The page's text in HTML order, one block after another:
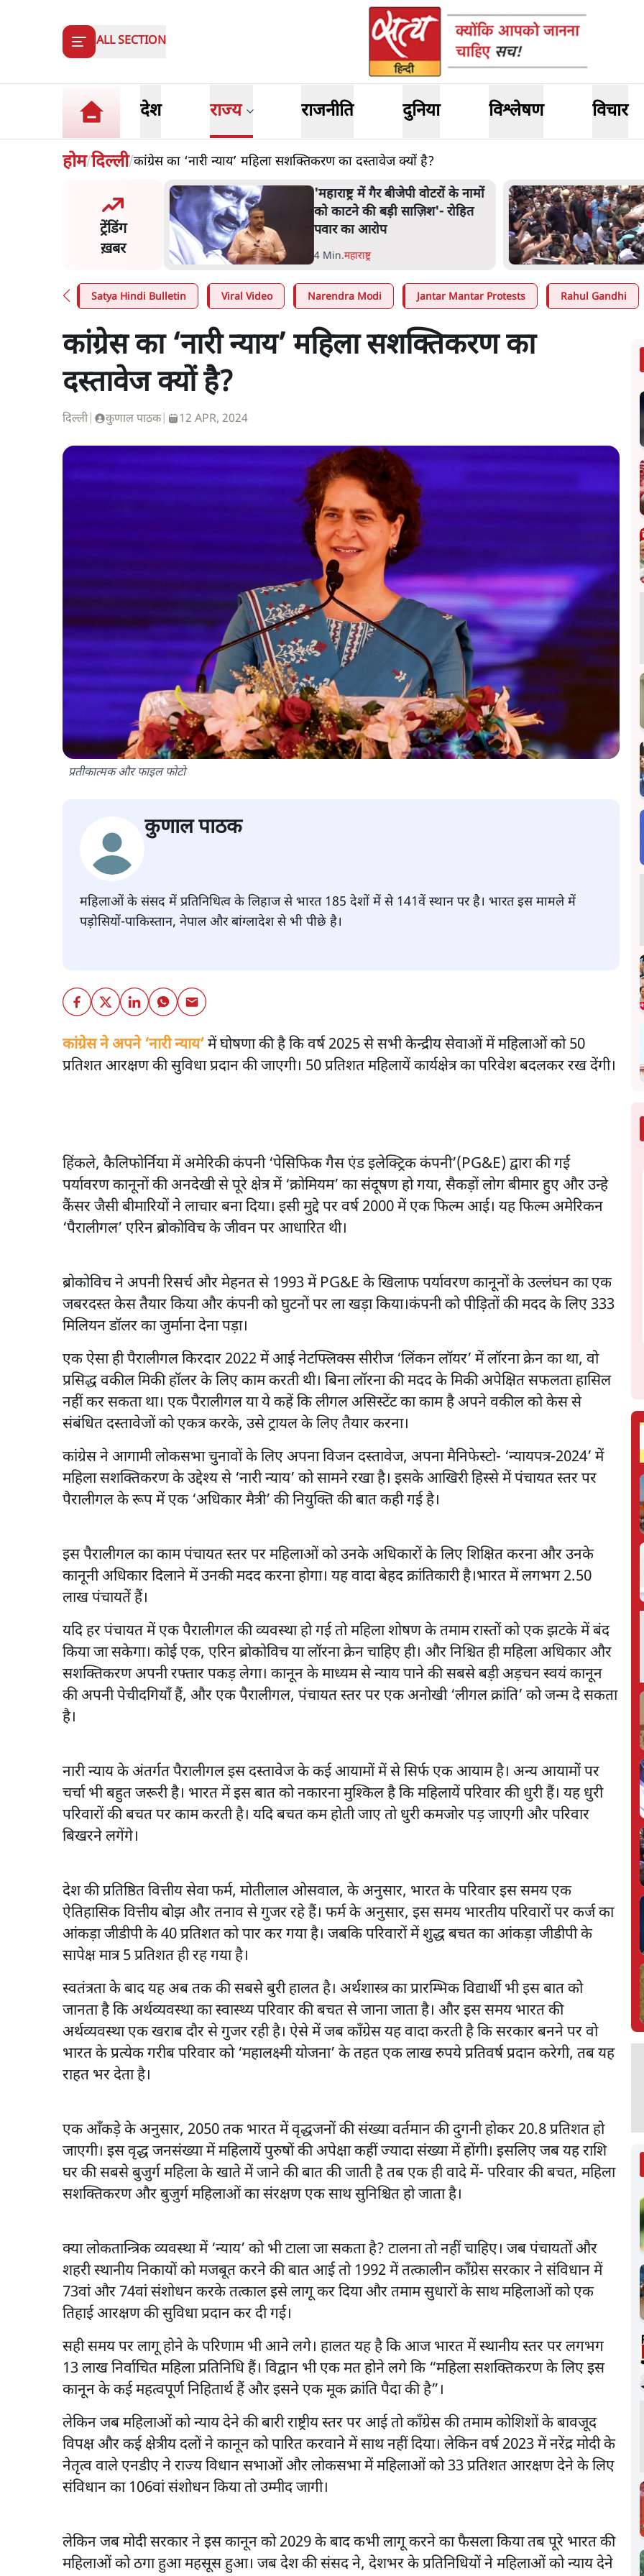
ALL SECTION
देश राज्य राजनीति दुनिया विश्लेषण विचार
होम/दिल्ली/कांग्रेस का ‘नारी न्याय’ महिला सशक्तिकरण का दस्तावेज क्यों है?
ट्रेंडिंग
ख़बर
ने डाबर शहद, गाय के घी और
उत्पाद की बिक्री पर रोक
'महाराष्ट्र में गैर बीजेपी वोटरों के नामों
को काटने की बड़ी साज़िश'- रोहित
पवार का आरोप
4 Min.महाराष्ट्र
Satya Hindi Bulletin Viral Video Narendra Modi Jantar Mantar Protests Rahul Gandhi
कांग्रेस का ‘नारी न्याय’ महिला सशक्तिकरण का
दस्तावेज क्यों है?
दिल्ली| कुणाल पाठक| 12 APR, 2024
प्रतीकात्मक और फाइल फोटो
कुणाल पाठक
महिलाओं के संसद में प्रतिनिधित्व के लिहाज से भारत 185 देशों में से 141वें स्थान पर है। भारत इस मामले में
पड़ोसियों-पाकिस्तान, नेपाल और बांग्लादेश से भी पीछे है।
कांग्रेस ने अपने ‘नारी न्याय’में घोषणा की है कि वर्ष 2025 से सभी केन्द्रीय सेवाओं में महिलाओं को 50
प्रतिशत आरक्षण की सुविधा प्रदान की जाएगी। 50 प्रतिशत महिलायें कार्यक्षेत्र का परिवेश बदलकर रख देंगी।
हिंकले, कैलिफोर्निया में अमेरिकी कंपनी ‘पेसिफिक गैस एंड इलेक्ट्रिक कंपनी’(PG&E) द्वारा की गई
पर्यावरण कानूनों की अनदेखी से पूरे क्षेत्र में ‘क्रोमियम’ का संदूषण हो गया, सैकड़ों लोग बीमार हुए और उन्हे
कैंसर जैसी बीमारियों ने लाचार बना दिया। इसी मुद्दे पर वर्ष 2000 में एक फिल्म आई। यह फिल्म अमेरिकन
‘पैरालीगल’ एरिन ब्रोकोविच के जीवन पर आधारित थी।
ब्रोकोविच ने अपनी रिसर्च और मेहनत से 1993 में PG&E के खिलाफ पर्यावरण कानूनों के उल्लंघन का एक
जबरदस्त केस तैयार किया और कंपनी को घुटनों पर ला खड़ा किया।कंपनी को पीड़ितों की मदद के लिए 333
मिलियन डॉलर का जुर्माना देना पड़ा।
एक ऐसा ही पैरालीगल किरदार 2022 में आई नेटफ्लिक्स सीरीज ‘लिंकन लॉयर’ में लॉरना क्रेन का था, वो
प्रसिद्ध वकील मिकी हॉलर के लिए काम करती थी। बिना लॉरना की मदद के मिकी अपेक्षित सफलता हासिल
नहीं कर सकता था। एक पैरालीगल या ये कहें कि लीगल असिस्टेंट का काम है अपने वकील को केस से
संबंधित दस्तावेजों को एकत्र करके, उसे ट्रायल के लिए तैयार करना।
कांग्रेस ने आगामी लोकसभा चुनावों के लिए अपना विजन दस्तावेज, अपना मैनिफेस्टो- ‘न्यायपत्र-2024’ में
महिला सशक्तिकरण के उद्देश्य से ‘नारी न्याय’ को सामने रखा है। इसके आखिरी हिस्से में पंचायत स्तर पर
पैरालीगल के रूप में एक ‘अधिकार मैत्री’ की नियुक्ति की बात कही गई है।
इस पैरालीगल का काम पंचायत स्तर पर महिलाओं को उनके अधिकारों के लिए शिक्षित करना और उनके
कानूनी अधिकार दिलाने में उनकी मदद करना होगा। यह वादा बेहद क्रांतिकारी है।भारत में लगभग 2.50
लाख पंचायतें हैं।
यदि हर पंचायत में एक पैरालीगल की व्यवस्था हो गई तो महिला शोषण के तमाम रास्तों को एक झटके में बंद
किया जा सकेगा। कोई एक, एरिन ब्रोकोविच या लॉरना क्रेन चाहिए ही। और निश्चित ही महिला अधिकार और
सशक्तिकरण अपनी रफ्तार पकड़ लेगा। कानून के माध्यम से न्याय पाने की सबसे बड़ी अड़चन स्वयं कानून
की अपनी पेचीदगियाँ हैं, और एक पैरालीगल, पंचायत स्तर पर एक अनोखी ‘लीगल क्रांति’ को जन्म दे सकता
है।
नारी न्याय के अंतर्गत पैरालीगल इस दस्तावेज के कई आयामों में से सिर्फ एक आयाम है। अन्य आयामों पर
चर्चा भी बहुत जरूरी है। भारत में इस बात को नकारना मुश्किल है कि महिलायें परिवार की धुरी हैं। यह धुरी
परिवारों की बचत पर काम करती है। यदि बचत कम होती जाए तो धुरी कमजोर पड़ जाएगी और परिवार
बिखरने लगेंगे।
देश की प्रतिष्ठित वित्तीय सेवा फर्म, मोतीलाल ओसवाल, के अनुसार, भारत के परिवार इस समय एक
ऐतिहासिक वित्तीय बोझ और तनाव से गुजर रहे हैं। फर्म के अनुसार, इस समय भारतीय परिवारों पर कर्ज का
आंकड़ा जीडीपी के 40 प्रतिशत को पार कर गया है। जबकि परिवारों में शुद्ध बचत का आंकड़ा जीडीपी के
सापेक्ष मात्र 5 प्रतिशत ही रह गया है।
स्वतंत्रता के बाद यह अब तक की सबसे बुरी हालत है। अर्थशास्त्र का प्रारम्भिक विद्यार्थी भी इस बात को
जानता है कि अर्थव्यवस्था का स्वास्थ्य परिवार की बचत से जाना जाता है। और इस समय भारत की
अर्थव्यवस्था एक खराब दौर से गुजर रही है। ऐसे में जब काँग्रेस यह वादा करती है कि सरकार बनने पर वो
भारत के प्रत्येक गरीब परिवार को ‘महालक्ष्मी योजना’ के तहत एक लाख रुपये प्रतिवर्ष प्रदान करेगी, तब यह
राहत भर देता है।
एक आँकड़े के अनुसार, 2050 तक भारत में वृद्धजनों की संख्या वर्तमान की दुगनी होकर 20.8 प्रतिशत हो
जाएगी। इस वृद्ध जनसंख्या में महिलायें पुरुषों की अपेक्षा कहीं ज्यादा संख्या में होंगी। इसलिए जब यह राशि
घर की सबसे बुजुर्ग महिला के खाते में जाने की बात की जाती है तब एक ही वादे में- परिवार की बचत, महिला
सशक्तिकरण और बुजुर्ग महिलाओं का संरक्षण एक साथ सुनिश्चित हो जाता है।
क्या लोकतान्त्रिक व्यवस्था में ‘न्याय’ को भी टाला जा सकता है? टालना तो नहीं चाहिए। जब पंचायतों और
शहरी स्थानीय निकायों को मजबूत करने की बात आई तो 1992 में तत्कालीन काँग्रेस सरकार ने संविधान में
73वां और 74वां संशोधन करके तत्काल इसे लागू कर दिया और तमाम सुधारों के साथ महिलाओं को एक
तिहाई आरक्षण की सुविधा प्रदान कर दी गई।
सही समय पर लागू होने के परिणाम भी आने लगे। हालत यह है कि आज भारत में स्थानीय स्तर पर लगभग
13 लाख निर्वाचित महिला प्रतिनिधि हैं। विद्वान भी एक मत होने लगे कि “महिला सशक्तिकरण के लिए इस
कानून के कई महत्वपूर्ण निहितार्थ हैं और इसने एक मूक क्रांति पैदा की है”।
लेकिन जब महिलाओं को न्याय देने की बारी राष्ट्रीय स्तर पर आई तो काँग्रेस की तमाम कोशिशों के बावजूद
विपक्ष और कई क्षेत्रीय दलों ने कानून को पारित करवाने में साथ नहीं दिया। लेकिन वर्ष 2023 में नरेंद्र मोदी के
नेतृत्व वाले एनडीए ने राज्य विधान सभाओं और लोकसभा में महिलाओं को 33 प्रतिशत आरक्षण देने के लिए
संविधान का 106वां संशोधन किया तो उम्मीद जागी।
लेकिन जब मोदी सरकार ने इस कानून को 2029 के बाद कभी लागू करने का फैसला किया तब पूरे भारत की
महिलाओं को ठगा हुआ महसूस हुआ। जब देश की संसद ने, देशभर के प्रतिनिधियों ने महिलाओं को न्याय देने